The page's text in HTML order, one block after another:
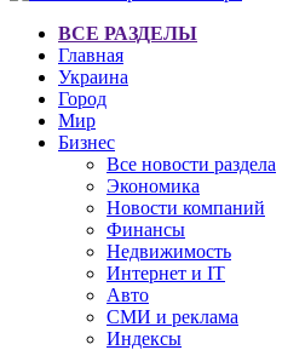
ВСЕ РАЗДЕЛЫ
Главная
Украина
Город
Мир
Бизнес
Все новости раздела
Экономика
Новости компаний
Финансы
Недвижимость
Интернет и IT
Авто
СМИ и реклама
Индексы